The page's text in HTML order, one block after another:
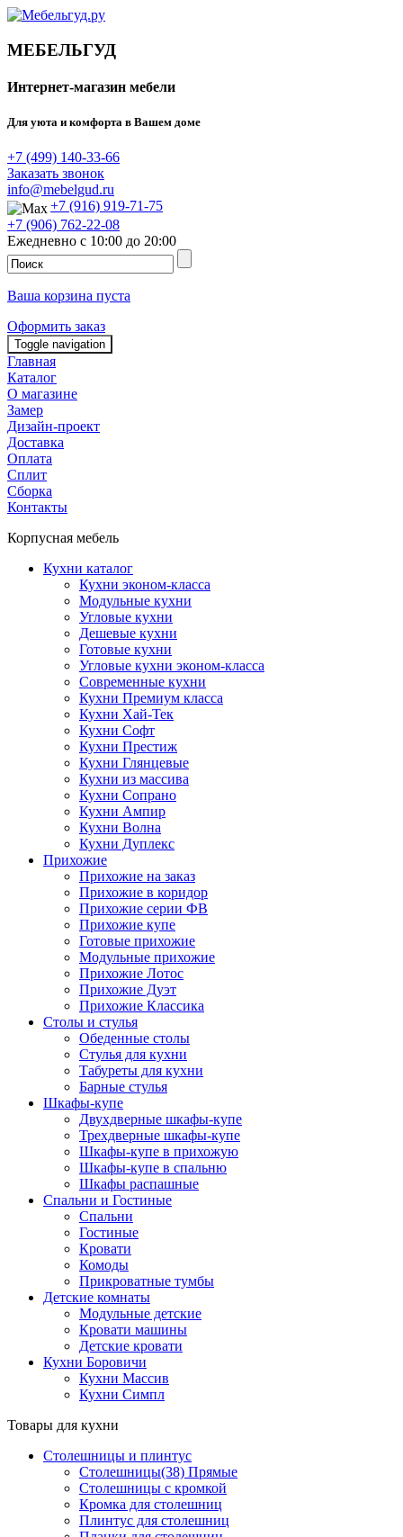
МЕБЕЛЬГУД
Интернет-магазин мебели
Для уюта и комфорта в Вашем доме
+7 (499) 140-33-66
Заказать звонок
info@mebelgud.ru
+7 (916) 919-71-75
+7 (906) 762-22-08
Ежедневно с 10:00 до 20:00
Ваша корзина пуста
Оформить заказ
Toggle navigation
Главная
Каталог
О магазине
Замер
Дизайн-проект
Доставка
Оплата
Сплит
Сборка
Контакты
Корпусная мебель
Кухни каталог
Кухни эконом-класса
Модульные кухни
Угловые кухни
Дешевые кухни
Готовые кухни
Угловые кухни эконом-класса
Современные кухни
Кухни Премиум класса
Кухни Хай-Тек
Кухни Софт
Кухни Престиж
Кухни Глянцевые
Кухни из массива
Кухни Сопрано
Кухни Ампир
Кухни Волна
Кухни Дуплекс
Прихожие
Прихожие на заказ
Прихожие в коридор
Прихожие серии ФВ
Прихожие купе
Готовые прихожие
Модульные прихожие
Прихожие Лотос
Прихожие Дуэт
Прихожие Классика
Столы и стулья
Обеденные столы
Стулья для кухни
Табуреты для кухни
Барные стулья
Шкафы-купе
Двухдверные шкафы-купе
Трехдверные шкафы-купе
Шкафы-купе в прихожую
Шкафы-купе в спальню
Шкафы распашные
Спальни и Гостиные
Спальни
Гостиные
Кровати
Комоды
Прикроватные тумбы
Детские комнаты
Модульные детские
Кровати машины
Детские кровати
Кухни Боровичи
Кухни Массив
Кухни Симпл
Товары для кухни
Столешницы и плинтус
Столешницы(38) Прямые
Столешницы с кромкой
Кромка для столешниц
Плинтус для столешниц